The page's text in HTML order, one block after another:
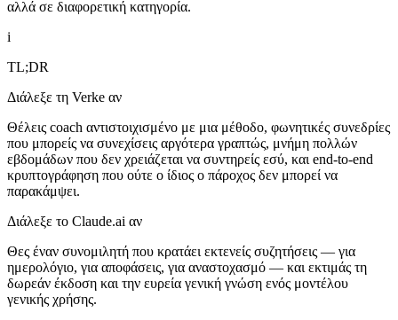
αλλά σε διαφορετική κατηγορία.
i
TL;DR
Διάλεξε τη Verke αν
Θέλεις coach αντιστοιχισμένο με μια μέθοδο, φωνητικές συνεδρίες
που μπορείς να συνεχίσεις αργότερα γραπτώς, μνήμη πολλών
εβδομάδων που δεν χρειάζεται να συντηρείς εσύ, και end-to-end
κρυπτογράφηση που ούτε ο ίδιος ο πάροχος δεν μπορεί να
παρακάμψει.
Διάλεξε το Claude.ai αν
Θες έναν συνομιλητή που κρατάει εκτενείς συζητήσεις — για
ημερολόγιο, για αποφάσεις, για αναστοχασμό — και εκτιμάς τη
δωρεάν έκδοση και την ευρεία γενική γνώση ενός μοντέλου
γενικής χρήσης.